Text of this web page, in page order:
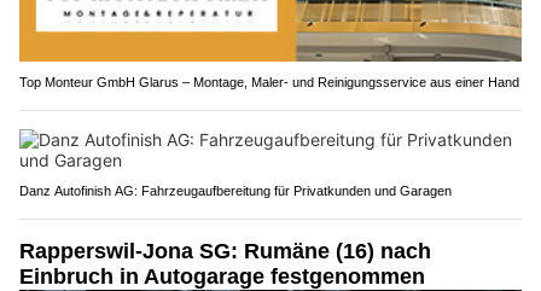
Top Monteur GmbH Glarus – Montage, Maler- und Reinigungsservice aus einer Hand
Danz Autofinish AG: Fahrzeugaufbereitung für Privatkunden und Garagen
Rapperswil-Jona SG: Rumäne (16) nach
Einbruch in Autogarage festgenommen